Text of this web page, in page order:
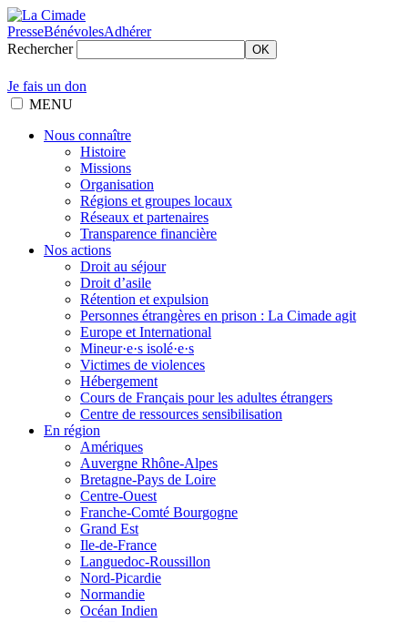
PresseBénévolesAdhérer
Rechercher
OK
Je fais un don
MENU
Nous connaître
Histoire
Missions
Organisation
Régions et groupes locaux
Réseaux et partenaires
Transparence financière
Nos actions
Droit au séjour
Droit d’asile
Rétention et expulsion
Personnes étrangères en prison : La Cimade agit
Europe et International
Mineur·e·s isolé·e·s
Victimes de violences
Hébergement
Cours de Français pour les adultes étrangers
Centre de ressources sensibilisation
En région
Amériques
Auvergne Rhône-Alpes
Bretagne-Pays de Loire
Centre-Ouest
Franche-Comté Bourgogne
Grand Est
Ile-de-France
Languedoc-Roussillon
Nord-Picardie
Normandie
Océan Indien